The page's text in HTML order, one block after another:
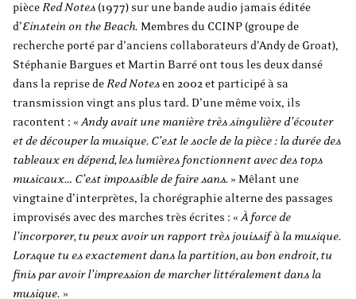
pièce Red Notes (1977) sur une bande audio jamais éditée
d’Einstein on the Beach. Membres du CCINP (groupe de
recherche porté par d’anciens collaborateurs d’Andy de Groat),
Stéphanie Bargues et Martin Barré ont tous les deux dansé
dans la reprise de Red Notesen 2002 et participé à sa
transmission vingt ans plus tard. D’une même voix, ils
racontent : «Andy avait une manière très singulière d’écouter
et de découper la musique. C’est le socle de la pièce : la durée des
tableaux en dépend, les lumières fonctionnent avec des tops
musicaux… C’est impossible de faire sans. » Mêlant une
vingtaine d’interprètes, la chorégraphie alterne des passages
improvisés avec des marches très écrites : «À force de
l’incorporer, tu peux avoir un rapport très jouissif à la musique.
Lorsque tu es exactement dans la partition, au bon endroit, tu
finis par avoir l’impression de marcher littéralement dans la
musique. »